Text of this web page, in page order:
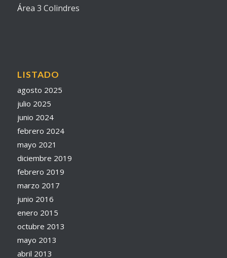
Área 3 Colindres
LISTADO
agosto 2025
julio 2025
junio 2024
febrero 2024
mayo 2021
diciembre 2019
febrero 2019
marzo 2017
junio 2016
enero 2015
octubre 2013
mayo 2013
abril 2013